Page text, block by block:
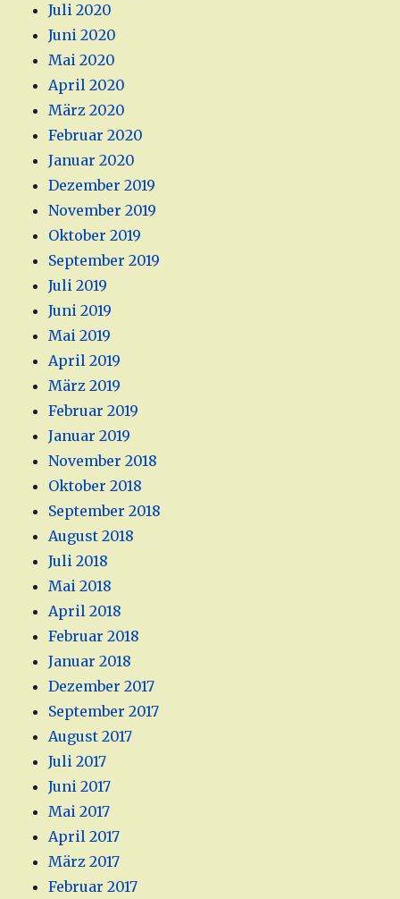
Juli 2020
Juni 2020
Mai 2020
April 2020
März 2020
Februar 2020
Januar 2020
Dezember 2019
November 2019
Oktober 2019
September 2019
Juli 2019
Juni 2019
Mai 2019
April 2019
März 2019
Februar 2019
Januar 2019
November 2018
Oktober 2018
September 2018
August 2018
Juli 2018
Mai 2018
April 2018
Februar 2018
Januar 2018
Dezember 2017
September 2017
August 2017
Juli 2017
Juni 2017
Mai 2017
April 2017
März 2017
Februar 2017